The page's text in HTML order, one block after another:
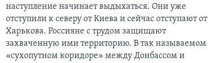
наступление начинает выдыхаться. Они уже
отступили к северу от Киева и сейчас отступают от
Харькова. Россияне с трудом защищают
захваченную ими территорию. В так называемом
«сухопутном коридоре» между Донбассом и